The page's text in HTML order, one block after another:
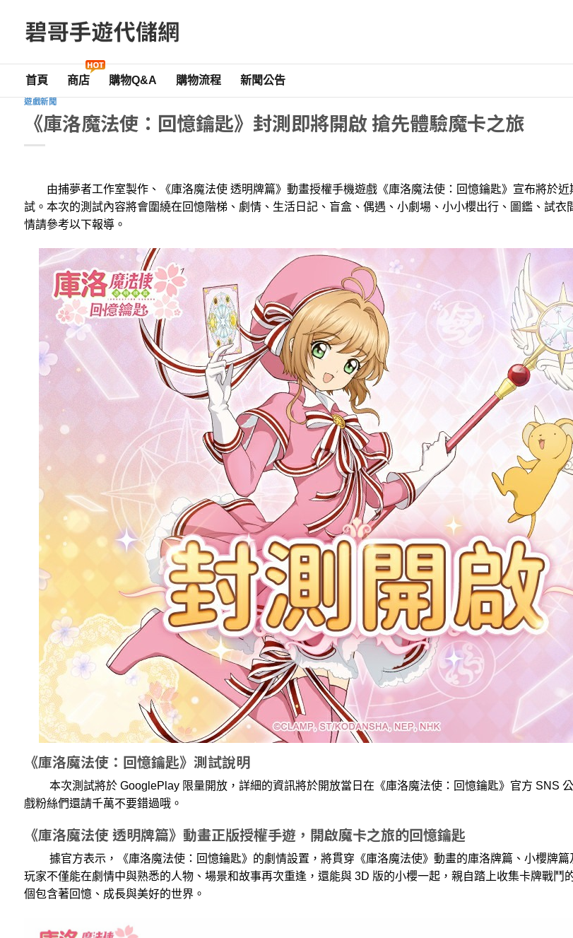
content
首頁 商店 購物Q&A 購物流程 新聞公告
遊戲新聞
《庫洛魔法使：回憶鑰匙》封測即將開啟 搶先體驗魔卡之旅
由捕夢者工作室製作、《庫洛魔法使 透明牌篇》動畫授權手機遊戲《庫洛魔法使：回憶鑰匙》宣布將於近
試。本次的測試內容將會圍繞在回憶階梯、劇情、生活日記、盲盒、偶遇、小劇場、小小櫻出行、圖鑑、試衣
情請參考以下報導。
《庫洛魔法使：回憶鑰匙》測試說明
本次測試將於 GooglePlay 限量開放，詳細的資訊將於開放當日在《庫洛魔法使：回憶鑰匙》官方 SNS
戲粉絲們還請千萬不要錯過哦。
《庫洛魔法使 透明牌篇》動畫正版授權手遊，開啟魔卡之旅的回憶鑰匙
據官方表示，《庫洛魔法使：回憶鑰匙》的劇情設置，將貫穿《庫洛魔法使》動畫的庫洛牌篇、小櫻牌篇
玩家不僅能在劇情中與熟悉的人物、場景和故事再次重逢，還能與 3D 版的小櫻一起，親自踏上收集卡牌戰鬥
個包含著回憶、成長與美好的世界。